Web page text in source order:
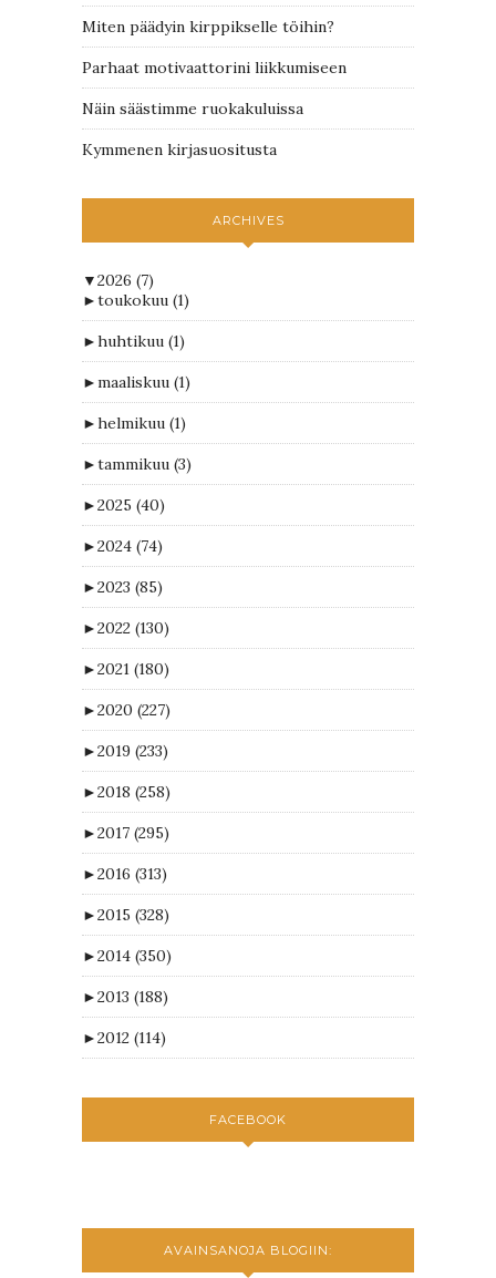
Miten päädyin kirppikselle töihin?
Parhaat motivaattorini liikkumiseen
Näin säästimme ruokakuluissa
Kymmenen kirjasuositusta
ARCHIVES
▼2026 (7)
►toukokuu (1)
►huhtikuu (1)
►maaliskuu (1)
►helmikuu (1)
►tammikuu (3)
►2025 (40)
►2024 (74)
►2023 (85)
►2022 (130)
►2021 (180)
►2020 (227)
►2019 (233)
►2018 (258)
►2017 (295)
►2016 (313)
►2015 (328)
►2014 (350)
►2013 (188)
►2012 (114)
FACEBOOK
AVAINSANOJA BLOGIIN: